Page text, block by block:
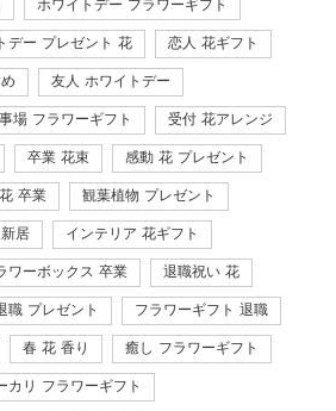
ホワイトデー フラワーギフト
デー プレゼント 花 恋人 花ギフト
友人 ホワイトデー
場 フラワーギフト 受付 花アレンジ
卒業 花束 感動 花 プレゼント
卒業 観葉植物 プレゼント
居 インテリア 花ギフト
ワーボックス 卒業 退職祝い 花
職 プレゼント フラワーギフト 退職
春 花 香り 癒し フラワーギフト
カリ フラワーギフト